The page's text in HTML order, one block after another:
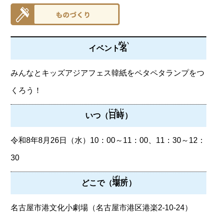
イベント名
めい
みんなとキッズアジアフェス韓紙をペタペタランプをつ
くろう！
いつ（日時
にちじ
）
令和8年8月26日（水）10：00～11：00、11：30～12：
30
どこで（場所
ばしょ
）
名古屋市港文化小劇場（名古屋市港区港楽2-10-24）